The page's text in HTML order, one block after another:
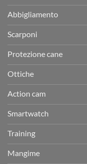
Abbigliamento
Scarponi
Protezione cane
Ottiche
Action cam
Smartwatch
Training
Mangime